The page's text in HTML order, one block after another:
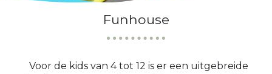
Funhouse
Voor de kids van 4 tot 12 is er een uitgebreide